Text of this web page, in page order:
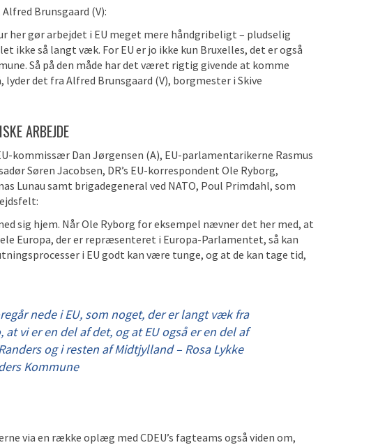
Brunsgaard (V):
her gør arbejdet i EU meget mere håndgribeligt – pludselig
ikke så langt væk. For EU er jo ikke kun Bruxelles, det er også
Så på den måde har det været rigtig givende at komme
det fra Alfred Brunsgaard (V), borgmester i Skive
ARBEJDE
kommissær Dan Jørgensen (A), EU-parlamentarikerne Rasmus
Søren Jacobsen, DR’s EU-korrespondent Ole Ryborg,
Lunau samt brigadegeneral ved NATO, Poul Primdahl, som
sig hjem. Når Ole Ryborg for eksempel nævner det her med, at
Europa, der er repræsenteret i Europa-Parlamentet, så kan
i EU godt kan være tunge, og at de kan tage tid,
nede i EU, som noget, der er langt væk fra
vi er en del af det, og at EU også er en del af
og i resten af Midtjylland – Rosa Lykke
Kommune
via en række oplæg med CDEU’s fagteams også viden om,